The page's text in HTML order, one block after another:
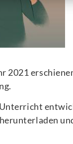
2021